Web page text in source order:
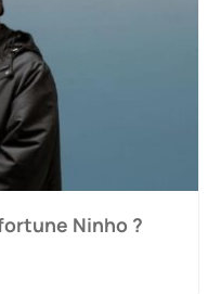
Ninho ?